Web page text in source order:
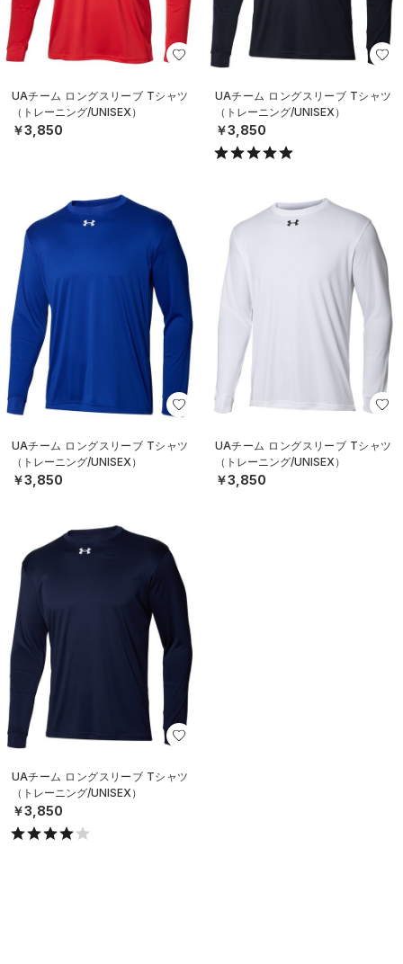
UAチーム ロングスリーブ Tシャツ
（トレーニング/UNISEX）
￥3,850
UAチーム ロングスリーブ Tシャツ
（トレーニング/UNISEX）
￥3,850
UAチーム ロングスリーブ Tシャツ
（トレーニング/UNISEX）
￥3,850
UAチーム ロングスリーブ Tシャツ
（トレーニング/UNISEX）
￥3,850
UAチーム ロングスリーブ Tシャツ
（トレーニング/UNISEX）
￥3,850